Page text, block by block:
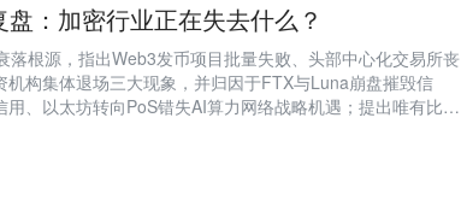
：加密行业正在失去什么？
落根源，指出Web3发币项目批量失败、头部中心化交易所丧
机构集体退场三大现象，并归因于FTX与Luna崩盘摧毁信
、以太坊转向PoS错失AI算力网络战略机遇；提出唯有比特